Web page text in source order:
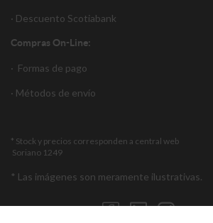
· Descuento Scotiabank
Compras On-Line:
· Formas de pago
· Métodos de envío
* Stock y precios corresponden a central web
Soriano 1249
* Las imágenes son meramente ilustrativas.
Encuéntranos en: